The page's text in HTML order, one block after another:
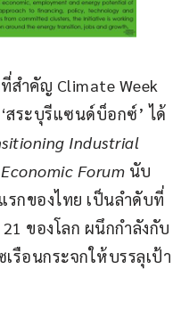
สำคัญ Climate Week
สระบุรีแซนด์บ็อกซ์’ ได้
Industrial
Forum นับ
รกของไทย เป็นลำดับที่
ของโลก ผนึกกำลังกับ
รือนกระจกให้บรรลุเป้า